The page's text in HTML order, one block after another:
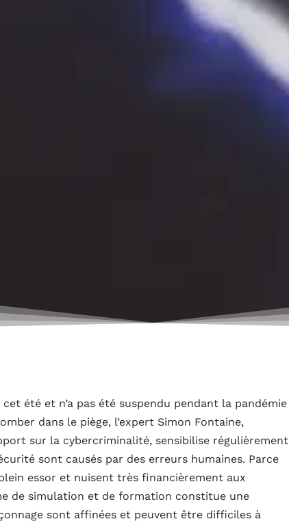
été et n’a pas été suspendu pendant la pandémie
dans le piège, l’expert Simon Fontaine,
sur la cybercriminalité, sensibilise régulièrement
sont causés par des erreurs humaines. Parce
essor et nuisent très financièrement aux
de simulation et de formation constitue une
sont affinées et peuvent être difficiles à